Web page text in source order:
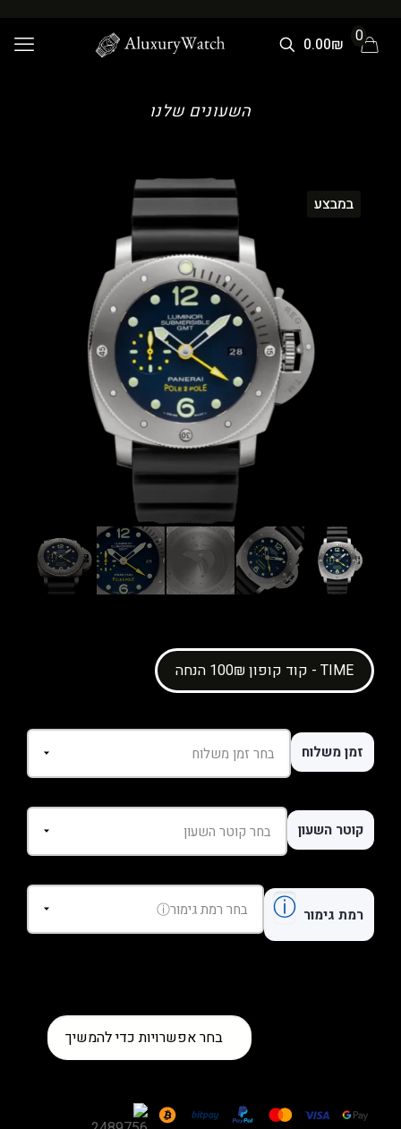
0
0.00₪
השעונים שלנו
במבצע
קוד קופון 100₪ הנחה - TIME
זמן משלוח
קוטר השעון
רמת גימור ⓘ
Luminor
בחר אפשרויות כדי להמשיך